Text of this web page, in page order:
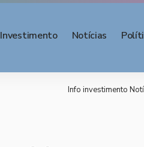
Investimento Notícias
Info investimento